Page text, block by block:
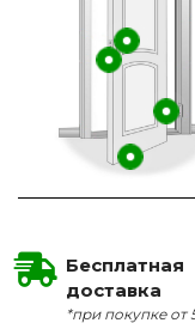
Бесплатная
доставка
*при покупке от